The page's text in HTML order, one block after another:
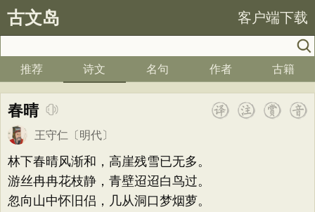
古文岛 客户端下载
推荐 诗文 名句 作者 古籍
春晴
王守仁 〔明代〕
林下春晴风渐和，高崖残雪已无多。
游丝冉冉花枝静，青壁迢迢白鸟过。
忽向山中怀旧侣，几从洞口梦烟萝。